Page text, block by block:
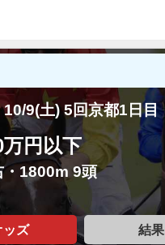
10/9(土) 5回京都1日目
円以下
・1800m 9頭
ッズ 結果